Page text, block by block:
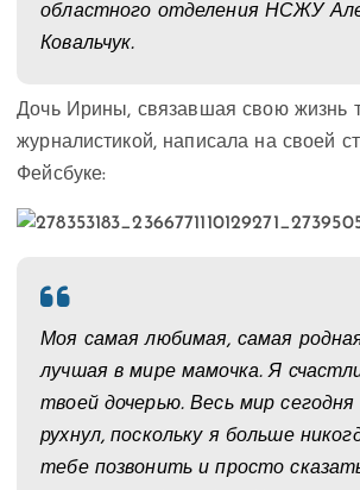
областного отделения НСЖУ
Ковальчук.
Дочь Ирины, связавшая свою жизнь
журналистикой, написала на своей
Фейсбуке:
Моя самая любимая, самая
лучшая в мире мамочка. Я
твоей дочерью. Весь мир
рухнул, поскольку я больше
тебе позвонить и просто